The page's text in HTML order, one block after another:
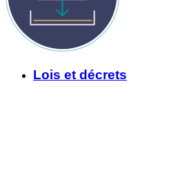
Lois et décrets